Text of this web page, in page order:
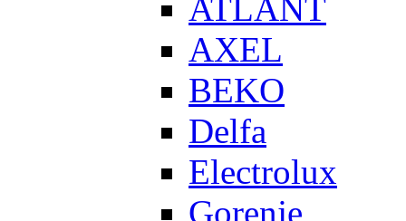
ATLANT
AXEL
BEKO
Delfa
Electrolux
Gorenje